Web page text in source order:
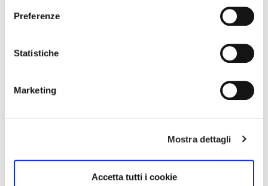
tuoi consensi anche cliccando sul simbolo della graffetta
presente su ogni pagina
Preferenze
Statistiche
Marketing
Mostra dettagli
Accetta tutti i cookie
Jeans cinque tasche.